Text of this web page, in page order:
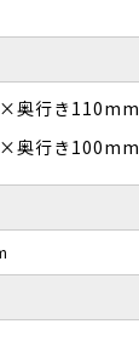
奥行き110mm
奥行き100mm